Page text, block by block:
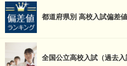
都道府県別 高校入試偏差
全国公立高校入試（過去入